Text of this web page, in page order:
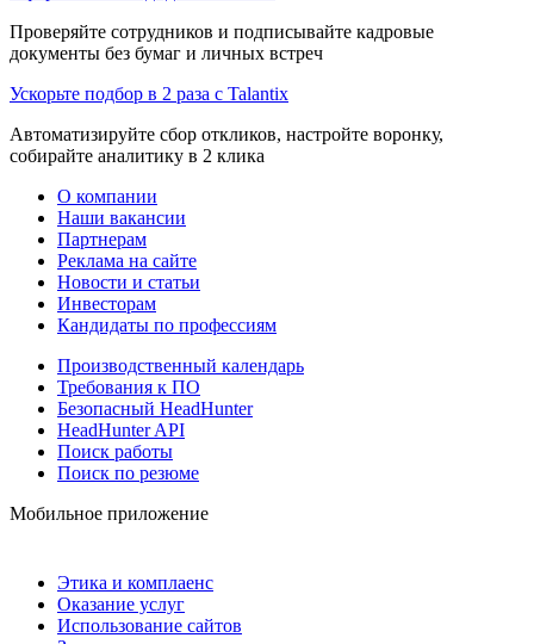
Проверяйте сотрудников и подписывайте кадровые
документы без бумаг и личных встреч
Ускорьте подбор в 2 раза с Talantix
Автоматизируйте сбор откликов, настройте воронку,
собирайте аналитику в 2 клика
О компании
Наши вакансии
Партнерам
Реклама на сайте
Новости и статьи
Инвесторам
Кандидаты по профессиям
Производственный календарь
Требования к ПО
Безопасный HeadHunter
HeadHunter API
Поиск работы
Поиск по резюме
Мобильное приложение
Этика и комплаенс
Оказание услуг
Использование сайтов